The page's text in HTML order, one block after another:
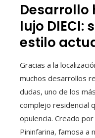
Desarrollo
lujo DIECI:
estilo
Gracias a la
muchos desarrollos
dudas, uno de los
complejo residencial
opulencia. Creado
Pininfarina, famosa a